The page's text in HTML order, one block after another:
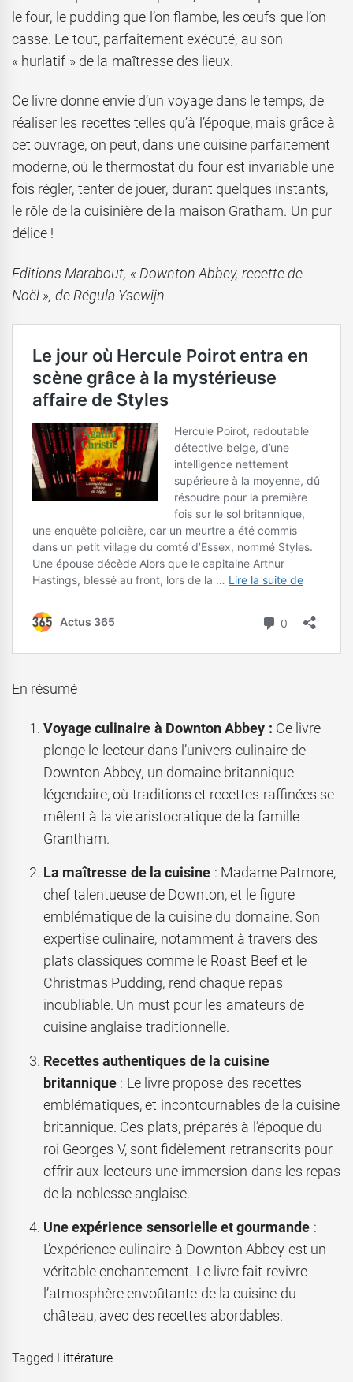
le four, le pudding que l’on flambe, les œufs que l’on
casse. Le tout, parfaitement exécuté, au son
« hurlatif » de la maîtresse des lieux.
Ce livre donne envie d’un voyage dans le temps, de
réaliser les recettes telles qu’à l’époque, mais grâce à
cet ouvrage, on peut, dans une cuisine parfaitement
moderne, où le thermostat du four est invariable une
fois régler, tenter de jouer, durant quelques instants,
le rôle de la cuisinière de la maison Gratham. Un pur
délice !
Editions Marabout, « Downton Abbey, recette de
Noël », de Régula Ysewijn
En résumé
Voyage culinaire à Downton Abbey : Ce livre
plonge le lecteur dans l’univers culinaire de
Downton Abbey, un domaine britannique
légendaire, où traditions et recettes raffinées se
mêlent à la vie aristocratique de la famille
Grantham.
La maîtresse de la cuisine : Madame Patmore,
chef talentueuse de Downton, et le figure
emblématique de la cuisine du domaine. Son
expertise culinaire, notamment à travers des
plats classiques comme le Roast Beef et le
Christmas Pudding, rend chaque repas
inoubliable. Un must pour les amateurs de
cuisine anglaise traditionnelle.
Recettes authentiques de la cuisine
britannique : Le livre propose des recettes
emblématiques, et incontournables de la cuisine
britannique. Ces plats, préparés à l’époque du
roi Georges V, sont fidèlement retranscrits pour
offrir aux lecteurs une immersion dans les repas
de la noblesse anglaise.
Une expérience sensorielle et gourmande :
L’expérience culinaire à Downton Abbey est un
véritable enchantement. Le livre fait revivre
l’atmosphère envoûtante de la cuisine du
château, avec des recettes abordables.
Tagged Littérature